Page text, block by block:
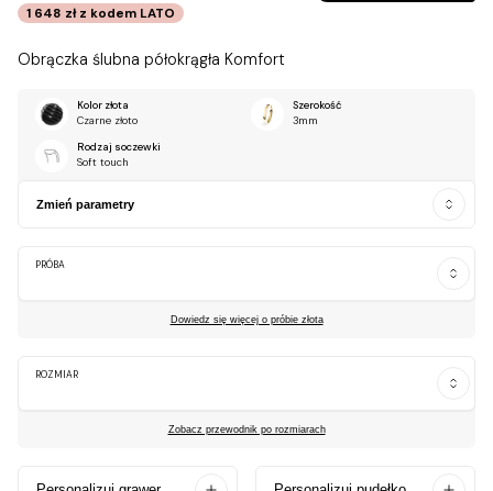
1 648 zł z kodem LATO
Obrączka ślubna półokrągła Komfort
Kolor złota
Czarne złoto
Szerokość
3mm
Rodzaj soczewki
Soft touch
Zmień parametry
PRÓBA
Dowiedz się więcej o próbie złota
ROZMIAR
Zobacz przewodnik po rozmiarach